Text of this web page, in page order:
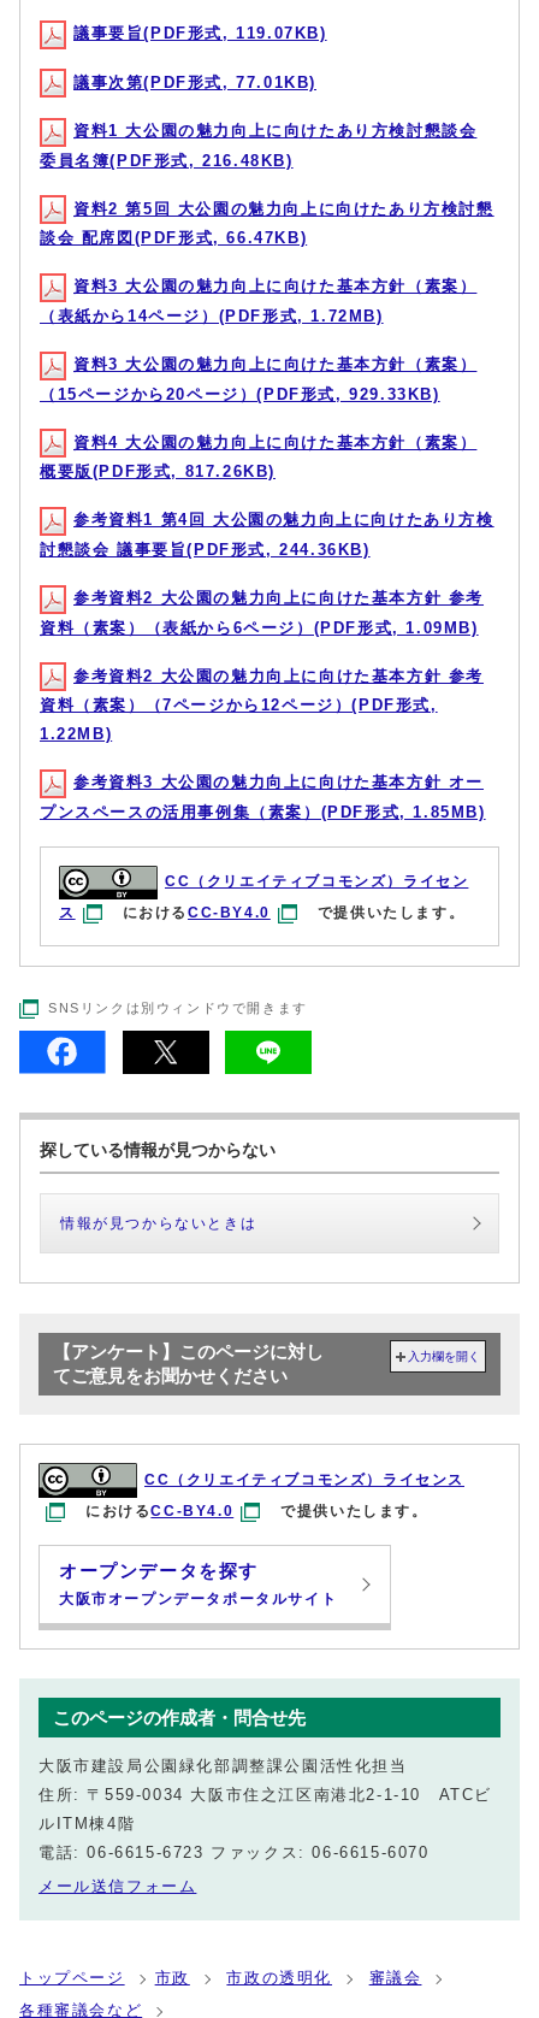
議事要旨(PDF形式, 119.07KB)
議事次第(PDF形式, 77.01KB)
資料1 大公園の魅力向上に向けたあり方検討懇談会
委員名簿(PDF形式, 216.48KB)
資料2 第5回 大公園の魅力向上に向けたあり方検討懇
談会 配席図(PDF形式, 66.47KB)
資料3 大公園の魅力向上に向けた基本方針（素案）
（表紙から14ページ）(PDF形式, 1.72MB)
資料3 大公園の魅力向上に向けた基本方針（素案）
（15ページから20ページ）(PDF形式, 929.33KB)
資料4 大公園の魅力向上に向けた基本方針（素案）
概要版(PDF形式, 817.26KB)
参考資料1 第4回 大公園の魅力向上に向けたあり方検
討懇談会 議事要旨(PDF形式, 244.36KB)
参考資料2 大公園の魅力向上に向けた基本方針 参考
資料（素案）（表紙から6ページ）(PDF形式, 1.09MB)
参考資料2 大公園の魅力向上に向けた基本方針 参考
資料（素案）（7ページから12ページ）(PDF形式,
1.22MB)
参考資料3 大公園の魅力向上に向けた基本方針 オー
プンスペースの活用事例集（素案）(PDF形式, 1.85MB)
CC（クリエイティブコモンズ）ライセン
ス
におけるCC-BY4.0 で提供いたします。
SNSリンクは別ウィンドウで開きます
探している情報が見つからない
情報が見つからないときは
【アンケート】このページに対し
てご意見をお聞かせください
入力欄を開く
CC（クリエイティブコモンズ）ライセンス
におけるCC-BY4.0 で提供いたします。
オープンデータを探す
大阪市オープンデータポータルサイト
このページの作成者・問合せ先
大阪市建設局公園緑化部調整課公園活性化担当
住所: 〒559-0034 大阪市住之江区南港北2-1-10 ATCビ
ルITM棟4階
電話: 06-6615-6723 ファックス: 06-6615-6070
メール送信フォーム
トップページ 市政 市政の透明化
審議会
各種審議会など